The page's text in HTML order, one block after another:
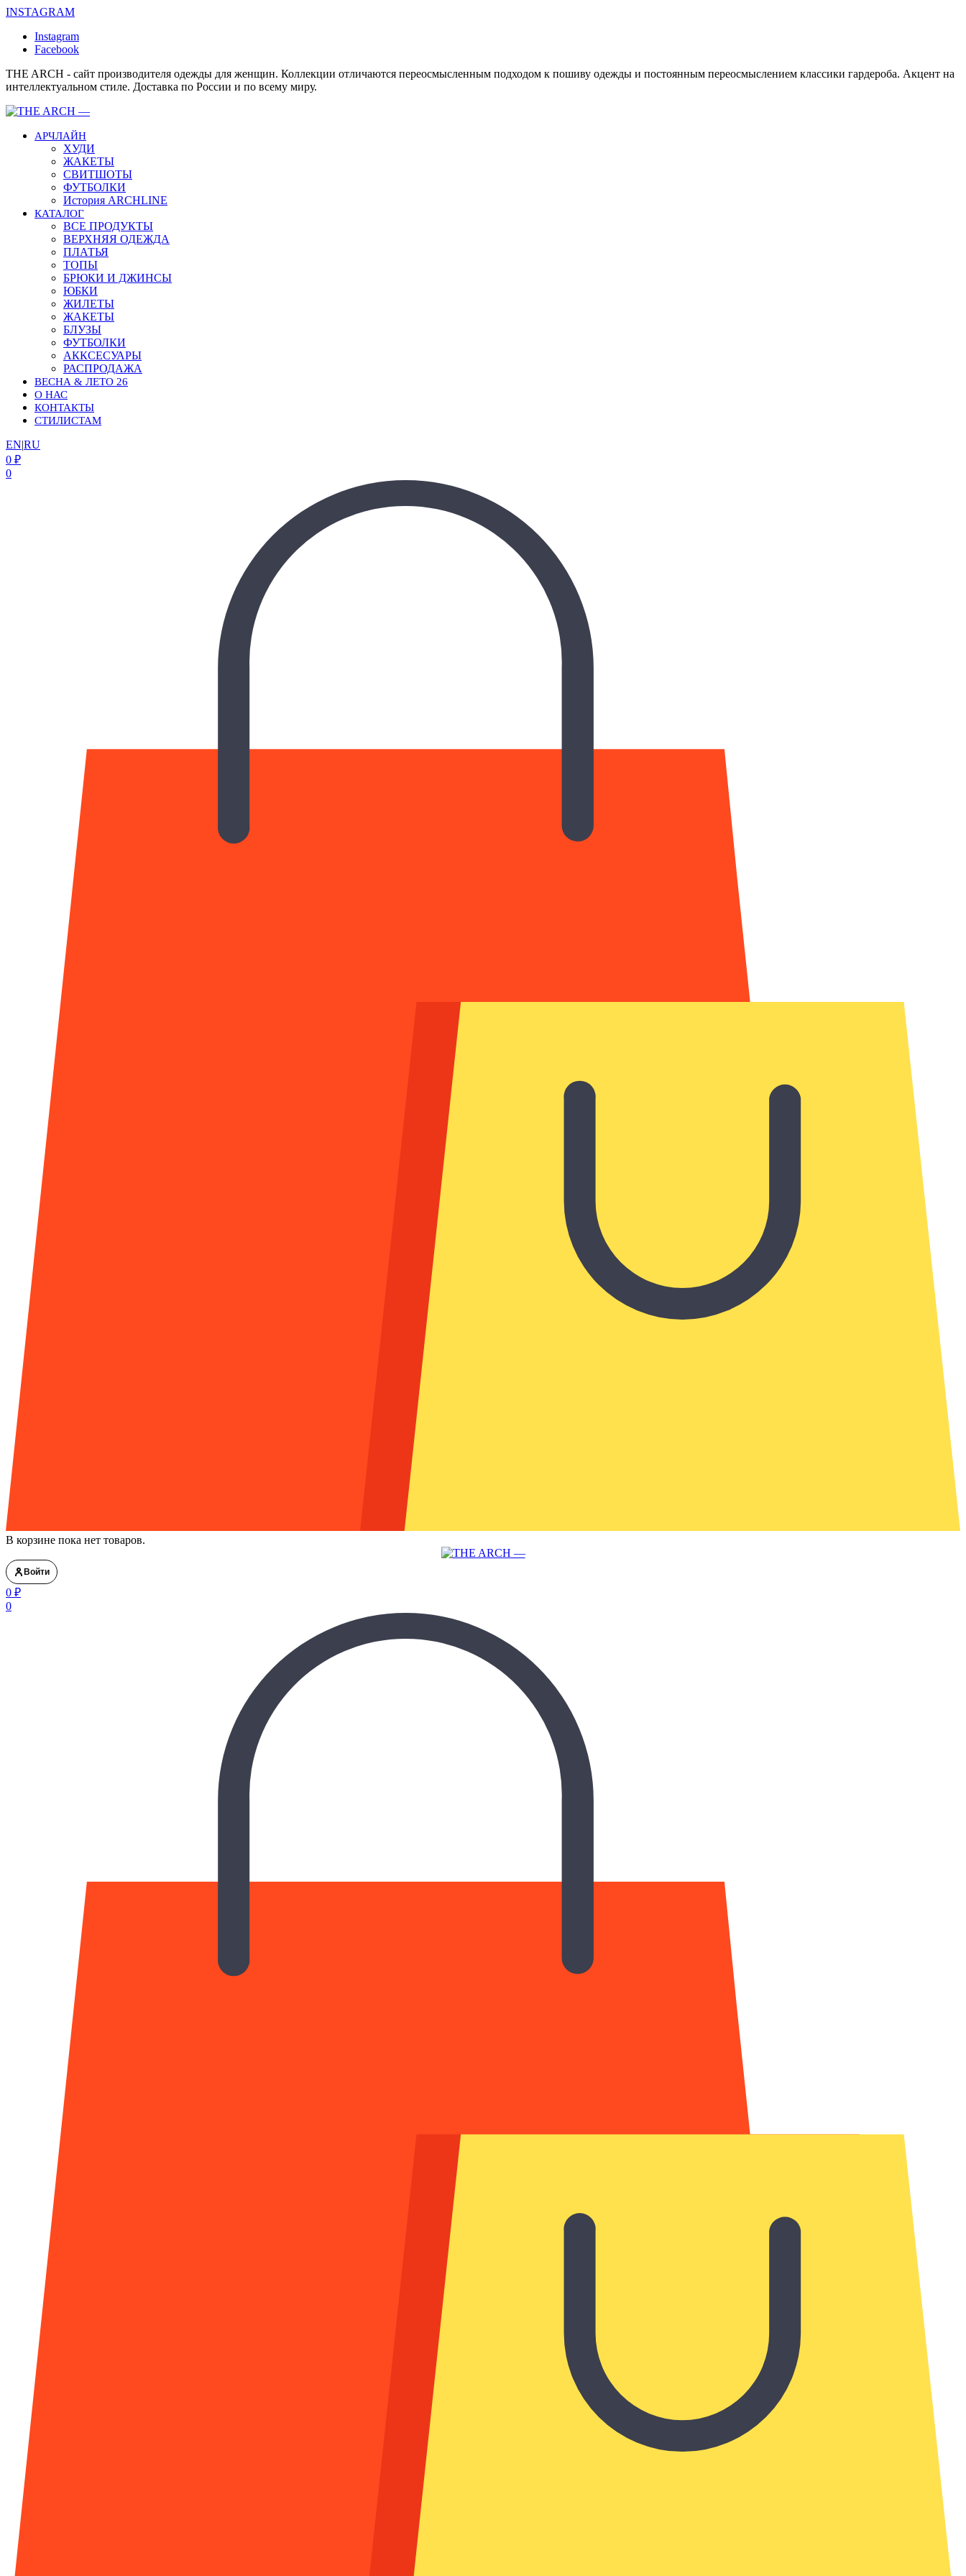
INSTAGRAM
Instagram
Facebook
THE ARCH - сайт производителя одежды для женщин. Коллекции отличаются переосмысленным подходом к пошиву одежды и постоянным переосмыслением классики гардероба. Акцент на
интеллектуальном стиле. Доставка по России и по всему миру.
АРЧЛАЙН
ХУДИ
ЖАКЕТЫ
СВИТШОТЫ
ФУТБОЛКИ
История ARCHLINE
КАТАЛОГ
ВСЕ ПРОДУКТЫ
ВЕРХНЯЯ ОДЕЖДА
ПЛАТЬЯ
ТОПЫ
БРЮКИ И ДЖИНСЫ
ЮБКИ
ЖИЛЕТЫ
ЖАКЕТЫ
БЛУЗЫ
ФУТБОЛКИ
АККСЕСУАРЫ
РАСПРОДАЖА
ВЕСНА & ЛЕТО 26
О НАС
КОНТАКТЫ
СТИЛИСТАМ
EN|RU
0 ₽
0
В корзине пока нет товаров.
Войти
0 ₽
0